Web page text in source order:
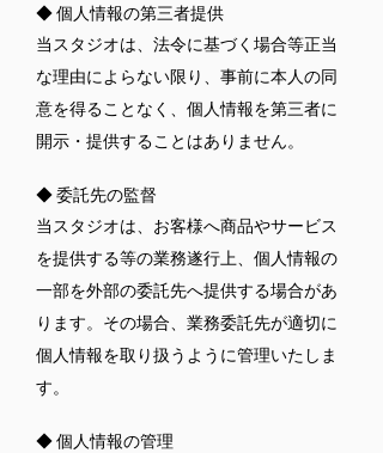
◆ 個人情報の第三者提供
当スタジオは、法令に基づく場合等正当
な理由によらない限り、事前に本人の同
意を得ることなく、個人情報を第三者に
開示・提供することはありません。
◆ 委託先の監督
当スタジオは、お客様へ商品やサービス
を提供する等の業務遂行上、個人情報の
一部を外部の委託先へ提供する場合があ
ります。その場合、業務委託先が適切に
個人情報を取り扱うように管理いたしま
す。
◆ 個人情報の管理